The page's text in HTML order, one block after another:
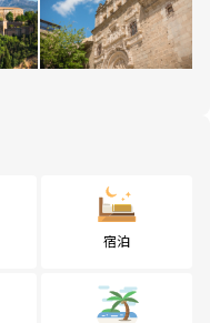
宿泊